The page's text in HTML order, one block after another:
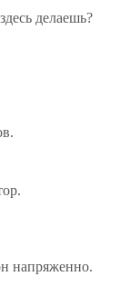
делаешь?
напряженно.